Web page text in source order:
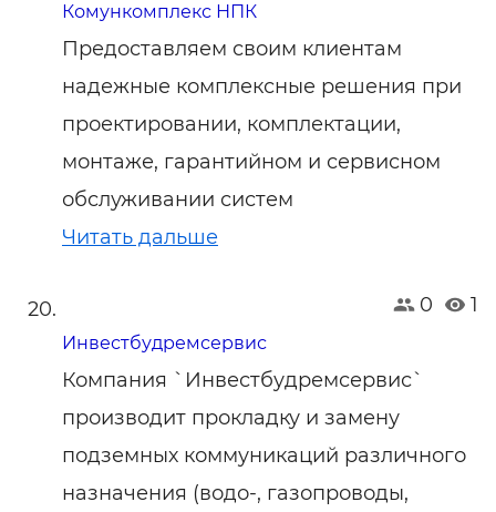
Комункомплекс НПК
Предоставляем своим клиентам
надежные комплексные решения при
проектировании, комплектации,
монтаже, гарантийном и сервисном
обслуживании систем
Читать дальше
0 1
Инвестбудремсервис
Компания `Инвестбудремсервис`
производит прокладку и замену
подземных коммуникаций различного
назначения (водо-, газопроводы,